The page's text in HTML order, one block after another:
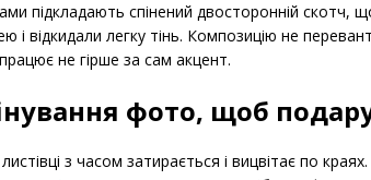
підкладають спінений двосторонній скотч,
і відкидали легку тінь. Композицію не
не гірше за сам акцент.
фото, щоб
з часом затирається і вицвітає по